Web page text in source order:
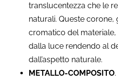
translucentezza che le
naturali. Queste
cromatico del
dalla luce rendendo al
dall’aspetto naturale.
METALLO-COMPOSITO